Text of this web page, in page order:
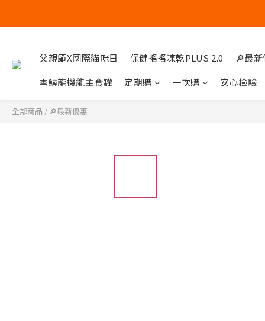
父親節X國際貓咪日 保健搖搖凍乾PLUS 2.0
🔎最
雪鱘龍機能主食罐
定期購 一次購 安心檢驗
全部商品 / 🔎最新優惠